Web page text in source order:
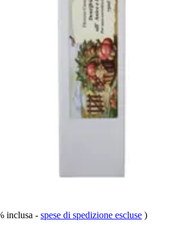
inclusa - spese di spedizione escluse )